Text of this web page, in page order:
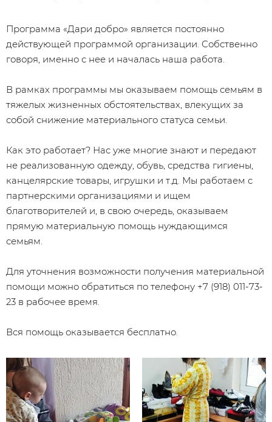
Программа «Дари добро» является постоянно
действующей программой организации. Собственно
говоря, именно с нее и началась наша работа.
В рамках программы мы оказываем помощь семьям в
тяжелых жизненных обстоятельствах, влекущих за
собой снижение материального статуса семьи.
Как это работает? Нас уже многие знают и передают
не реализованную одежду, обувь, средства гигиены,
канцелярские товары, игрушки и т.д. Мы работаем с
партнерскими организациями и ищем
благотворителей и, в свою очередь, оказываем
прямую материальную помощь нуждающимся
семьям.
Для уточнения возможности получения материальной
помощи можно обратиться по телефону +7 (918) 011-73-
23 в рабочее время.
Вся помощь оказывается бесплатно.